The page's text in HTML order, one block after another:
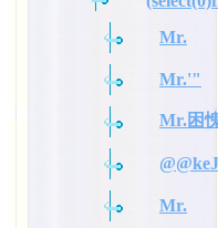
Mr.
Mr.'"
Mr.困
Mr.